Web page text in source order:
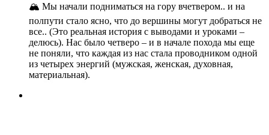
🏔️ Мы начали подниматься на гору вчетвером.. и на
полпути стало ясно, что до вершины могут добраться не
все.. (Это реальная история с выводами и уроками –
делюсь). Нас было четверо – и в начале похода мы еще
не поняли, что каждая из нас стала проводником одной
из четырех энергий (мужская, женская, духовная,
материальная).